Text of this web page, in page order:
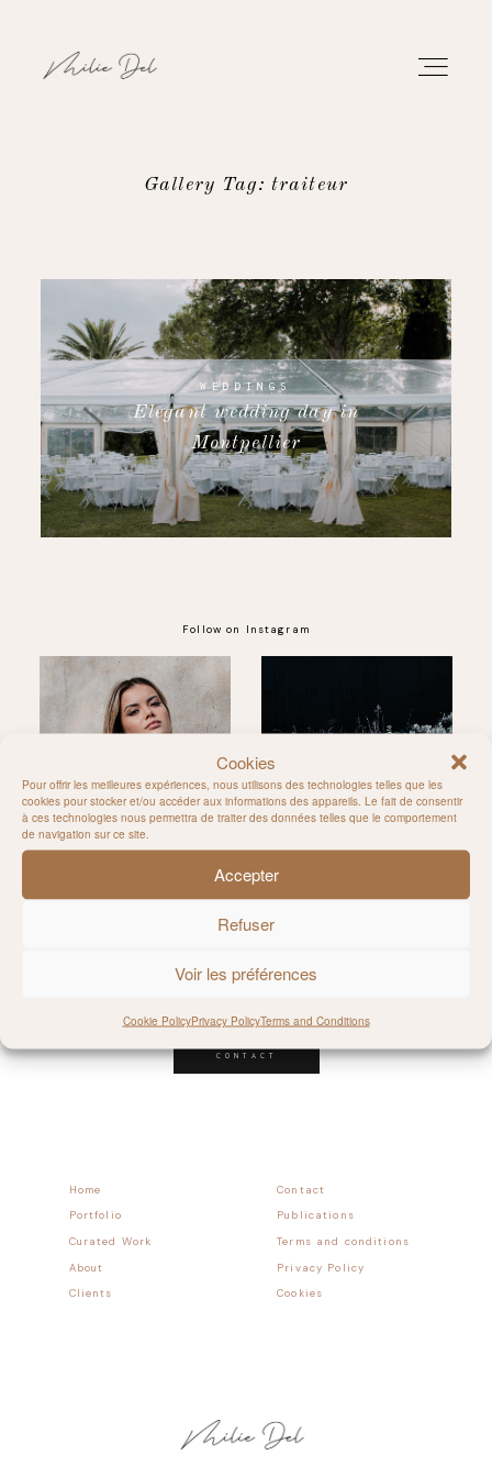
Cookies
Pour offrir les meilleures expériences, nous utilisons des technologies telles que les
cookies pour stocker et/ou accéder aux informations des appareils. Le fait de consentir
à ces technologies nous permettra de traiter des données telles que le comportement
de navigation sur ce site.
Accepter
Refuser
Voir les préférences
Cookie PolicyPrivacy PolicyTerms and Conditions
ABOUT
CONTACT
Gallery Tag: traiteur
WEDDINGS
Elegant wedding day in
Montpellier
Follow on Instagram
Contact
Home
Publications
Portfolio
Terms and conditions
Curated Work
CONTACT
Privacy Policy
About
Cookies
Clients